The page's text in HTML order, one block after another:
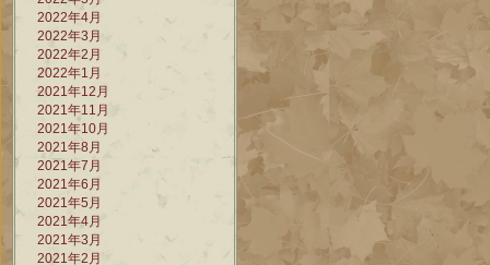
2022年4月
2022年3月
2022年2月
2022年1月
2021年12月
2021年11月
2021年10月
2021年8月
2021年7月
2021年6月
2021年5月
2021年4月
2021年3月
2021年2月